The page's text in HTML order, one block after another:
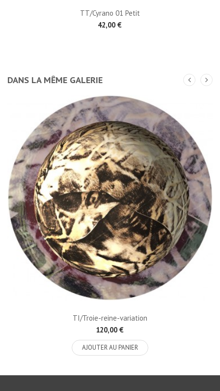
TT/Cyrano 01 Petit
42,00 €
DANS LA MÊME GALERIE
TI/Troie-reine-variation
120,00 €
AJOUTER AU PANIER